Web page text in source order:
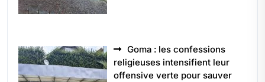
Goma : les confessions
religieuses intensifient leur
offensive verte pour sauver